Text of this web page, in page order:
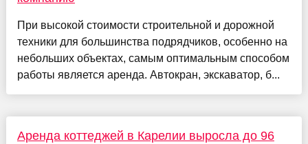
При высокой стоимости строительной и дорожной
техники для большинства подрядчиков, особенно на
небольших объектах, самым оптимальным способом
работы является аренда. Автокран, экскаватор, б...
Аренда коттеджей в Карелии выросла до 96